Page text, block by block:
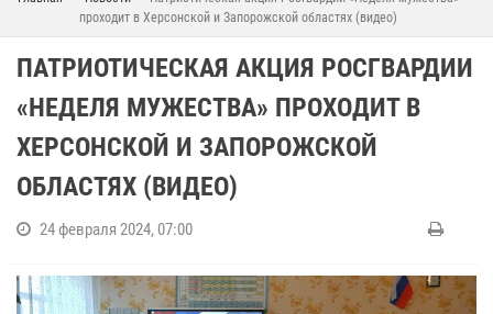
проходит в Херсонской и Запорожской областях (видео)
ПАТРИОТИЧЕСКАЯ АКЦИЯ РОСГВАРДИИ
«НЕДЕЛЯ МУЖЕСТВА» ПРОХОДИТ В
ХЕРСОНСКОЙ И ЗАПОРОЖСКОЙ
ОБЛАСТЯХ (ВИДЕО)
24 февраля 2024, 07:00